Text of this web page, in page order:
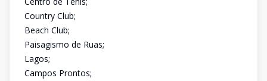
Country Club;
Beach Club;
Paisagismo de Ruas;
Lagos;
Campos Prontos;